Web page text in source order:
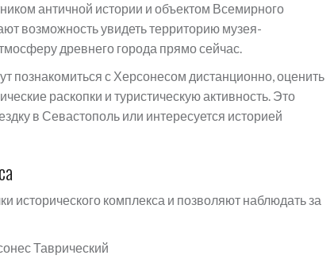
античной истории и объектом Всемирного
возможность увидеть территорию музея-
древнего города прямо сейчас.
познакомиться с Херсонесом дистанционно, оценить
раскопки и туристическую активность. Это
в Севастополь или интересуется историей
комплекса и позволяют наблюдать за
Таврический